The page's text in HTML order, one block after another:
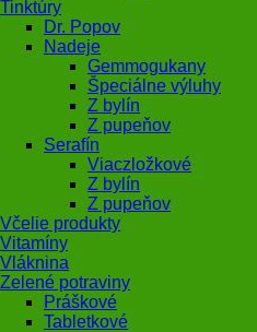
Tinktúry
Dr. Popov
Nadeje
Gemmogukany
Špeciálne výluhy
Z bylín
Z pupeňov
Serafín
Viaczložkové
Z bylín
Z pupeňov
Včelie produkty
Vitamíny
Vláknina
Zelené potraviny
Práškové
Tabletkové